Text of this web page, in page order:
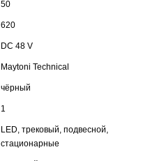
50
620
DC 48 V
Maytoni Technical
чёрный
1
LED, трековый, подвесной,
стационарные